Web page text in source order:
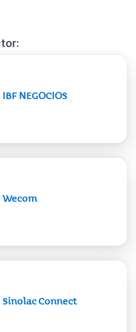
IBF NEGOCIOS
Wecom
Sinolac Connect